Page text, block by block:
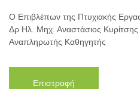
Ο Επιβλέπων της Πτυχιακής
Δρ Ηλ. Μηχ. Αναστάσιος Κυρίτσης
Αναπληρωτής Καθηγητής
Επιστροφή